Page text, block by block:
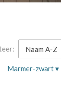
Marmer-zwart▾